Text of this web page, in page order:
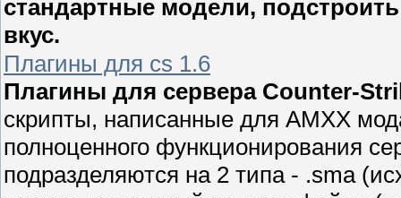
стандартные модели,
вкус.
Плагины для cs 1.6
Плагины для сервера Counter-
скрипты, написанные для AMXX
полноценного функционирования
подразделяются на 2 типа - .sma